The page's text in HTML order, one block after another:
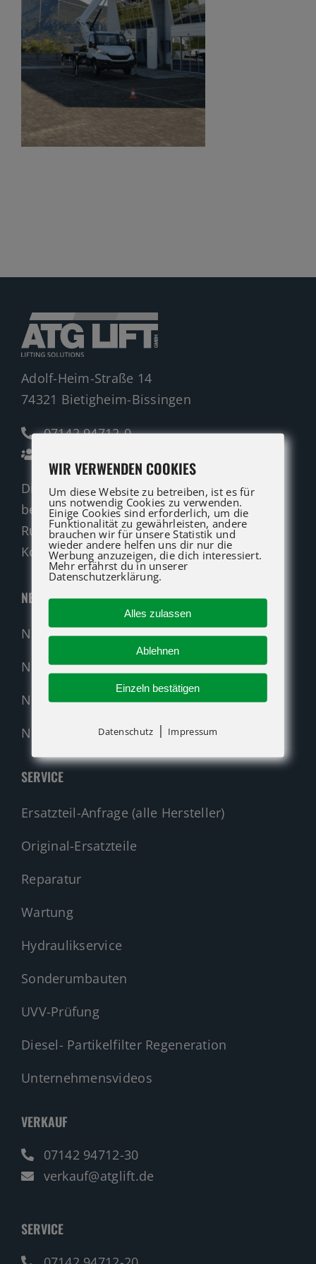
News
Ersatzteile
Shop
Adolf-Heim-Straße 14
74321 Bietigheim-Bissingen
07142 94712-0
Die ATG LIFT Profis für Verkauf und Service
beraten Sie gerne.
Rufen Sie an oder nutzen Sie unser
Kontaktformular für eine Anfrage.
NEUMASCHINEN
Neumaschinen Übersicht
Neumaschinen Genie
Neumaschinen Merlo
Nehmen Sie Kontakt auf!
SERVICE
Ersatzteil-Anfrage (alle Hersteller)
Original-Ersatzteile
Reparatur
Wartung
Hydraulikservice
Sonderumbauten
UVV-Prüfung
Diesel- Partikelfilter Regeneration
Unternehmensvideos
VERKAUF
07142 94712-30
verkauf@atglift.de
SERVICE
WIR VERWENDEN COOKIES
Um diese Website zu betreiben, ist es für
uns notwendig Cookies zu verwenden.
Einige Cookies sind erforderlich, um die
Funktionalität zu gewährleisten, andere
brauchen wir für unsere Statistik und
wieder andere helfen uns dir nur die
Werbung anzuzeigen, die dich interessiert.
Mehr erfährst du in unserer
Datenschutzerklärung.
Alles zulassen
Ablehnen
Einzeln bestätigen
Datenschutz | Impressum